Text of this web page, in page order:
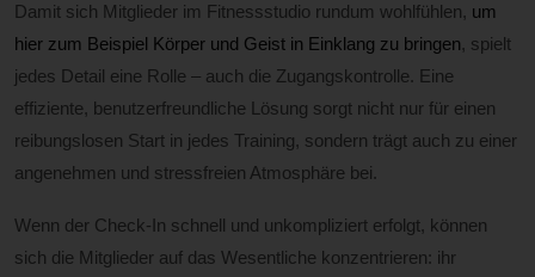
Damit sich Mitglieder im Fitnessstudio rundum wohlfühlen, um
hier zum Beispiel Körper und Geist in Einklang zu bringen, spielt
jedes Detail eine Rolle – auch die Zugangskontrolle. Eine
effiziente, benutzerfreundliche Lösung sorgt nicht nur für einen
reibungslosen Start in jedes Training, sondern trägt auch zu einer
angenehmen und stressfreien Atmosphäre bei.
Wenn der Check-In schnell und unkompliziert erfolgt, können
sich die Mitglieder auf das Wesentliche konzentrieren: ihr